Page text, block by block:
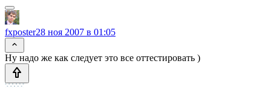
fxposter28 ноя 2007 в 01:05
Ну надо же как следует это все оттестировать )